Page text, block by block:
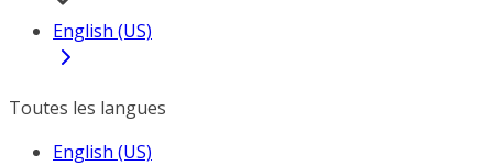
English (US)
Toutes les langues
English (US)